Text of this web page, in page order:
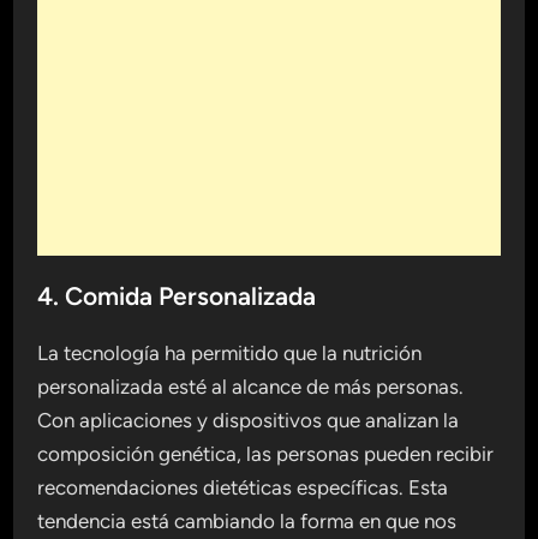
4. Comida Personalizada
La tecnología ha permitido que la nutrición
personalizada esté al alcance de más personas.
Con aplicaciones y dispositivos que analizan la
composición genética, las personas pueden recibir
recomendaciones dietéticas específicas. Esta
tendencia está cambiando la forma en que nos